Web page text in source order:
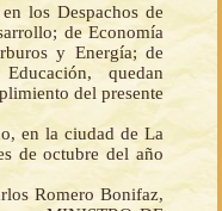
los Despachos de
de Economía
y Energía; de
quedan
del presente
en la ciudad de La
de octubre del año
Romero Bonifaz,